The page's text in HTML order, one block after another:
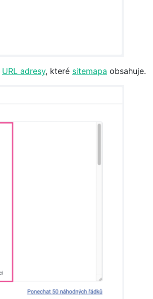
URL adresy, které sitemapa obsahuje.